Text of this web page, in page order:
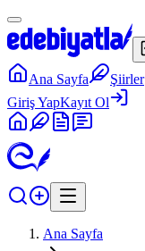
Ana Sayfa Şiirler
Giriş YapKayıt Ol
Ana Sayfa